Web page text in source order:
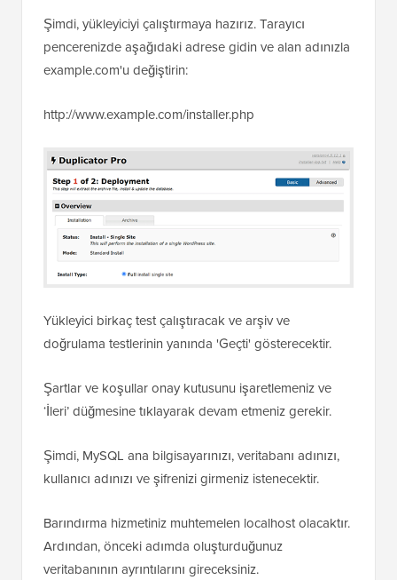
Şimdi, yükleyiciyi çalıştırmaya hazırız. Tarayıcı
pencerenizde aşağıdaki adrese gidin ve alan adınızla
example.com'u değiştirin:
http://www.example.com/installer.php
Yükleyici birkaç test çalıştıracak ve arşiv ve
doğrulama testlerinin yanında 'Geçti' gösterecektir.
Şartlar ve koşullar onay kutusunu işaretlemeniz ve
‘İleri’ düğmesine tıklayarak devam etmeniz gerekir.
Şimdi, MySQL ana bilgisayarınızı, veritabanı adınızı,
kullanıcı adınızı ve şifrenizi girmeniz istenecektir.
Barındırma hizmetiniz muhtemelen localhost olacaktır.
Ardından, önceki adımda oluşturduğunuz
veritabanının ayrıntılarını gireceksiniz.